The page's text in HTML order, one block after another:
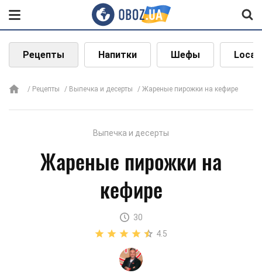
Рецепты Напитки Шефы Local
Рецепты Выпечка и десерты Жареные пирожки на кефире
Выпечка и десерты
Жареные пирожки на
кефире
30
4.5